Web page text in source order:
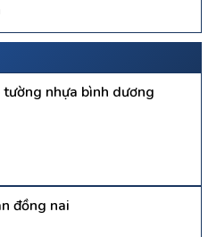
nhựa bình dương
đồng nai